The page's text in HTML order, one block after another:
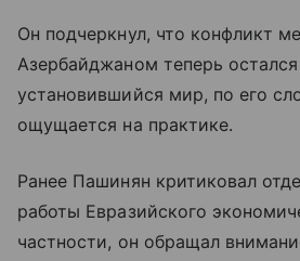
Он подчеркнул, что конфликт
Азербайджаном теперь
установившийся мир, по его
ощущается на практике.
Ранее Пашинян критиковал
работы Евразийского
частности, он обращал